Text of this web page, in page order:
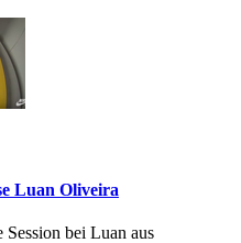
Luan Oliveira
Session bei Luan aus